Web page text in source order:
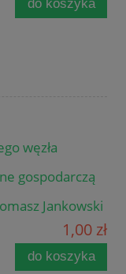
do koszyka
węzła
gospodarczą
Jankowski
1,00 zł
do koszyka